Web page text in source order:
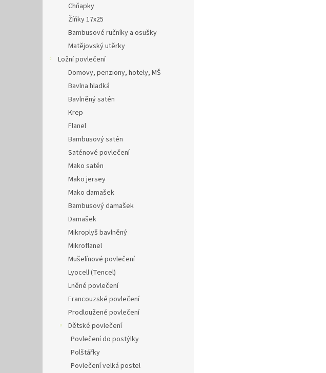
Chňapky
Žíňky 17x25
Bambusové ručníky a osušky
Matějovský utěrky
Ložní povlečení
Domovy, penziony, hotely, MŠ
Bavlna hladká
Bavlněný satén
Krep
Flanel
Bambusový satén
Saténové povlečení
Mako satén
Mako jersey
Mako damašek
Bambusový damašek
Damašek
Mikroplyš bavlněný
Mikroflanel
Mušelínové povlečení
Lyocell (Tencel)
Lněné povlečení
Francouzské povlečení
Prodloužené povlečení
Dětské povlečení
Povlečení do postýlky
Polštářky
Povlečení velká postel